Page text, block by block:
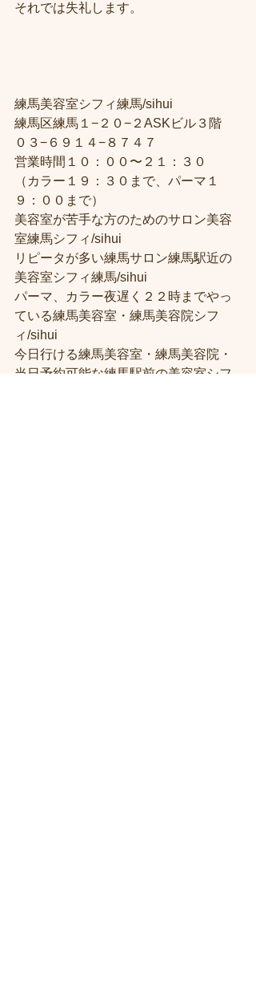
それでは失礼します。
練馬美容室シフィ練馬/sihui
練馬区練馬１−２０−２ASKビル３階
０３−６９１４−８７４７
営業時間１０：００〜２１：３０
（カラー１９：３０まで、パーマ１
９：００まで）
美容室が苦手な方のためのサロン美容
室練馬シフィ/sihui
リピータが多い練馬サロン練馬駅近の
美容室シフィ練馬/sihui
パーマ、カラー夜遅く２２時までやっ
ている練馬美容室・練馬美容院シフ
ィ/sihui
今日行ける練馬美容室・練馬美容院・
当日予約可能な練馬駅前の美容室シフ